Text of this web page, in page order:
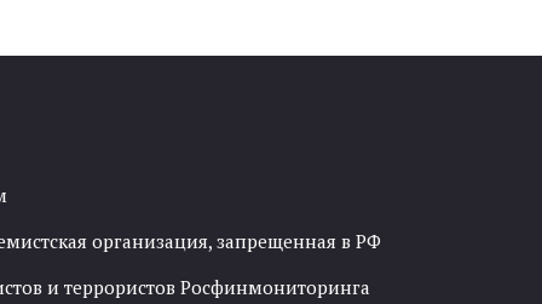
организация, запрещенная в РФ
и террористов Росфинмониторинга